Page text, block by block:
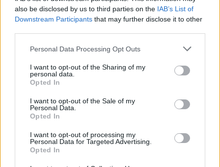
also be disclosed by us to third parties on the IAB’s List of
Downstream Participants that may further disclose it to other
Personal Data Processing Opt Outs
I want to opt-out of the Sharing of my
personal data.
Opted In
I want to opt-out of the Sale of my
Personal Data.
Opted In
I want to opt-out of processing my
Personal Data for Targeted Advertising.
Opted In
Switch 2 port lett a Star Wars Outlaws
LEGFRISSEBB VIDEÓNK